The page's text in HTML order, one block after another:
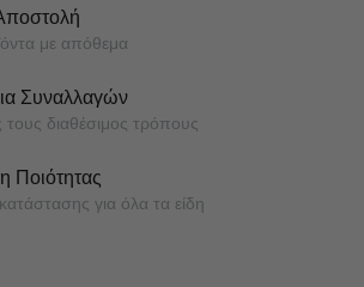
με απόθεμα
Συναλλαγών
τους διαθέσιμος τρόπους
Ποιότητας
για όλα τα είδη